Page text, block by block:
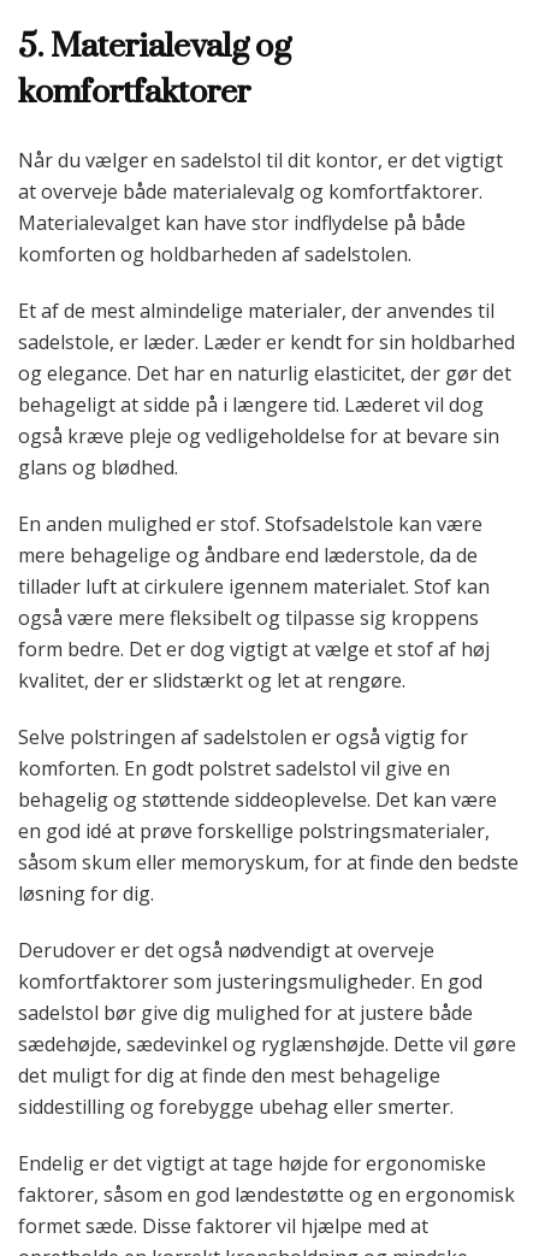
5. Materialevalg og
komfortfaktorer
Når du vælger en sadelstol til dit kontor, er det vigtigt
at overveje både materialevalg og komfortfaktorer.
Materialevalget kan have stor indflydelse på både
komforten og holdbarheden af sadelstolen.
Et af de mest almindelige materialer, der anvendes til
sadelstole, er læder. Læder er kendt for sin holdbarhed
og elegance. Det har en naturlig elasticitet, der gør det
behageligt at sidde på i længere tid. Læderet vil dog
også kræve pleje og vedligeholdelse for at bevare sin
glans og blødhed.
En anden mulighed er stof. Stofsadelstole kan være
mere behagelige og åndbare end læderstole, da de
tillader luft at cirkulere igennem materialet. Stof kan
også være mere fleksibelt og tilpasse sig kroppens
form bedre. Det er dog vigtigt at vælge et stof af høj
kvalitet, der er slidstærkt og let at rengøre.
Selve polstringen af sadelstolen er også vigtig for
komforten. En godt polstret sadelstol vil give en
behagelig og støttende siddeoplevelse. Det kan være
en god idé at prøve forskellige polstringsmaterialer,
såsom skum eller memoryskum, for at finde den bedste
løsning for dig.
Derudover er det også nødvendigt at overveje
komfortfaktorer som justeringsmuligheder. En god
sadelstol bør give dig mulighed for at justere både
sædehøjde, sædevinkel og ryglænshøjde. Dette vil gøre
det muligt for dig at finde den mest behagelige
siddestilling og forebygge ubehag eller smerter.
Endelig er det vigtigt at tage højde for ergonomiske
faktorer, såsom en god lændestøtte og en ergonomisk
formet sæde. Disse faktorer vil hjælpe med at